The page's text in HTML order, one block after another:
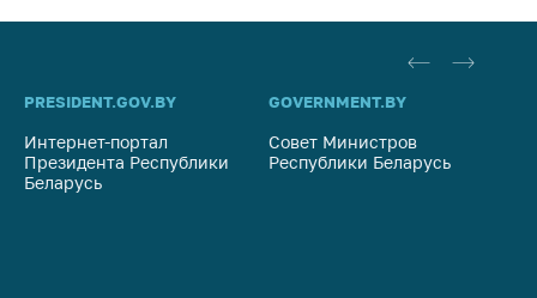
PRESIDENT.GOV.BY
Интернет-портал
Президента Республики
Беларусь
GOVERNMENT.BY
Совет Министров
Республики Беларусь